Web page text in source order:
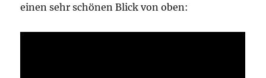
einen sehr schönen Blick von oben: